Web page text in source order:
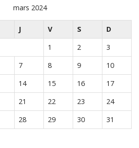
mars 2024
J V S
D
1
2
3
7 8 9
10
14 15 16
17
21 22 23
24
28 29 30
31